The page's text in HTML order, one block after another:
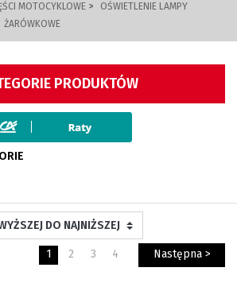
MOTOCYKLOWE
OŚWIETLENIE LAMPY
ŻARÓWKOWE
PRODUKTÓW
1 2 3 4 Następna >